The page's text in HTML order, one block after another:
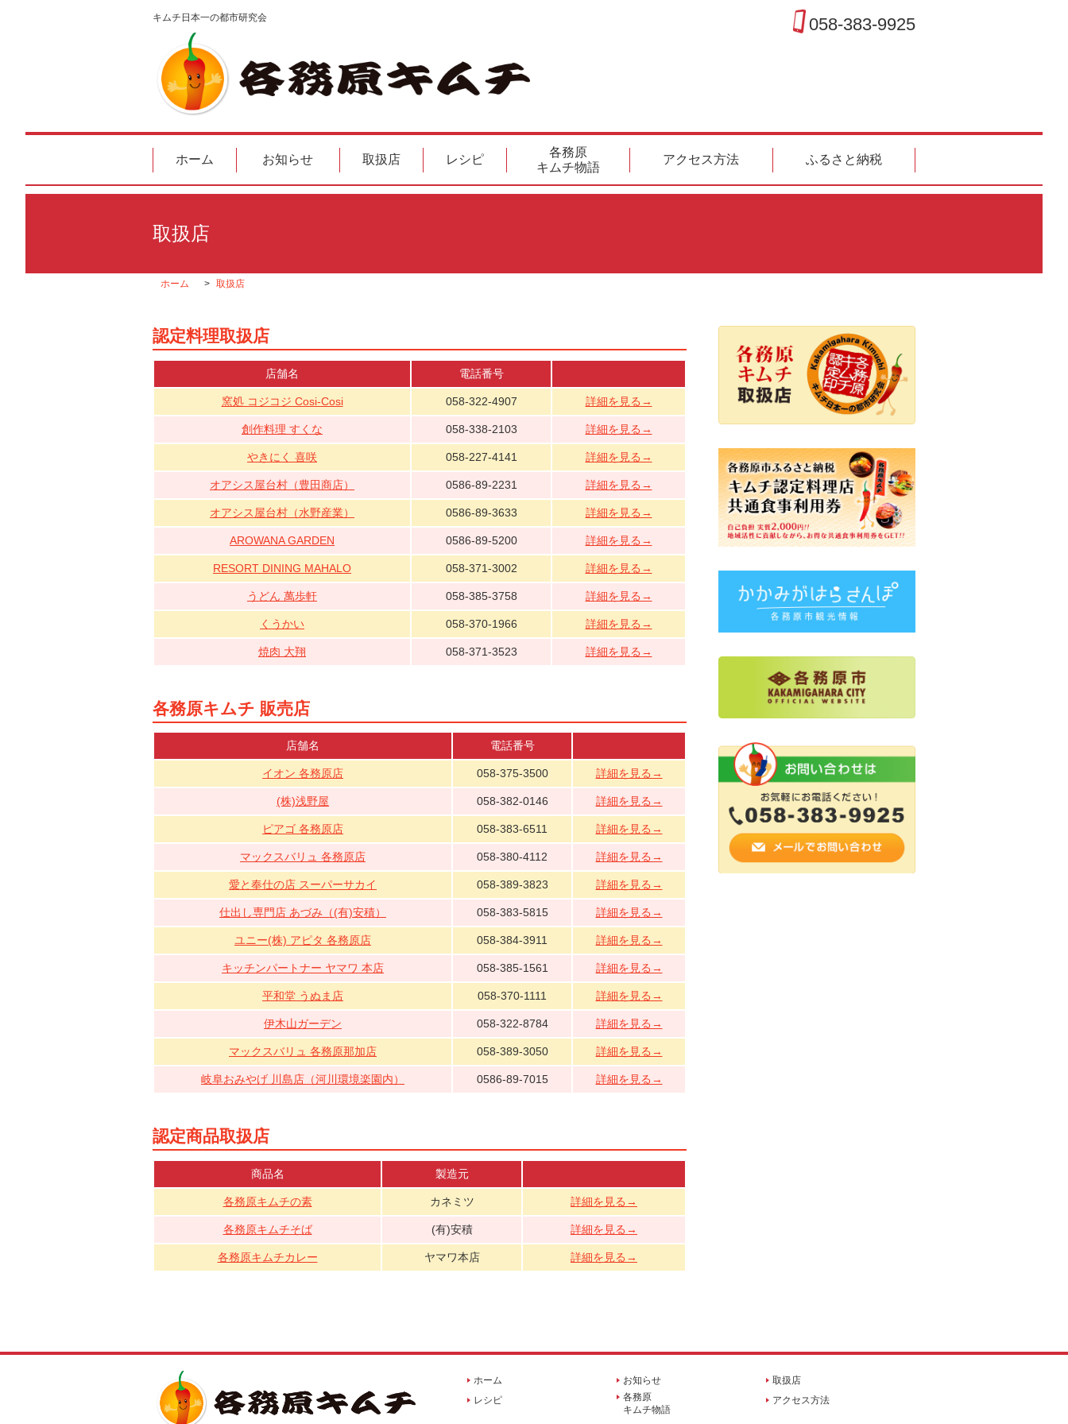
キムチ日本一の都市研究会 058-383-9925
ホーム お知らせ 取扱店 レシピ
各務原
キムチ物語
アクセス方法 ふるさと納税
取扱店
ホーム 取扱店
認定料理取扱店
店舗名 電話番号
窯処 コジコジ Cosi-Cosi 058-322-4907 詳細を見る→
創作料理 すくな 058-338-2103 詳細を見る→
やきにく 喜咲 058-227-4141 詳細を見る→
オアシス屋台村（豊田商店） 0586-89-2231 詳細を見る→
オアシス屋台村（水野産業） 0586-89-3633 詳細を見る→
AROWANA GARDEN 0586-89-5200 詳細を見る→
RESORT DINING MAHALO 058-371-3002 詳細を見る→
うどん 萬歩軒 058-385-3758 詳細を見る→
くうかい 058-370-1966 詳細を見る→
焼肉 大翔 058-371-3523 詳細を見る→
各務原キムチ 販売店
店舗名 電話番号
イオン 各務原店 058-375-3500 詳細を見る→
(株)浅野屋 058-382-0146 詳細を見る→
ピアゴ 各務原店 058-383-6511 詳細を見る→
マックスバリュ 各務原店 058-380-4112 詳細を見る→
愛と奉仕の店 スーパーサカイ 058-389-3823 詳細を見る→
仕出し専門店 あづみ（(有)安積） 058-383-5815 詳細を見る→
ユニー(株) アピタ 各務原店 058-384-3911 詳細を見る→
キッチンパートナー ヤマワ 本店 058-385-1561 詳細を見る→
平和堂 うぬま店 058-370-1111 詳細を見る→
伊木山ガーデン 058-322-8784 詳細を見る→
マックスバリュ 各務原那加店 058-389-3050 詳細を見る→
岐阜おみやげ 川島店（河川環境楽園内） 0586-89-7015 詳細を見る→
認定商品取扱店
商品名 製造元
各務原キムチの素 カネミツ 詳細を見る→
各務原キムチそば (有)安積 詳細を見る→
各務原キムチカレー ヤマワ本店 詳細を見る→
ホーム お知らせ
取扱店
レシピ
各務原
キムチ物語
アクセス方法